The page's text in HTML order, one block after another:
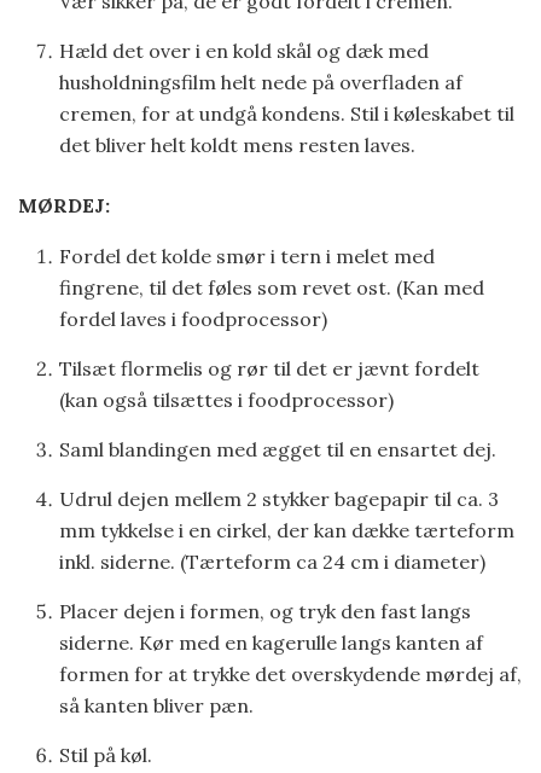
Hæld det over i en kold skål og dæk med
husholdningsfilm helt nede på overfladen af
cremen, for at undgå kondens. Stil i køleskabet til
det bliver helt koldt mens resten laves.
MØRDEJ:
Fordel det kolde smør i tern i melet med
fingrene, til det føles som revet ost. (Kan med
fordel laves i foodprocessor)
Tilsæt flormelis og rør til det er jævnt fordelt
(kan også tilsættes i foodprocessor)
Saml blandingen med ægget til en ensartet dej.
Udrul dejen mellem 2 stykker bagepapir til ca. 3
mm tykkelse i en cirkel, der kan dække tærteform
inkl. siderne. (Tærteform ca 24 cm i diameter)
Placer dejen i formen, og tryk den fast langs
siderne. Kør med en kagerulle langs kanten af
formen for at trykke det overskydende mørdej af,
så kanten bliver pæn.
Stil på køl.